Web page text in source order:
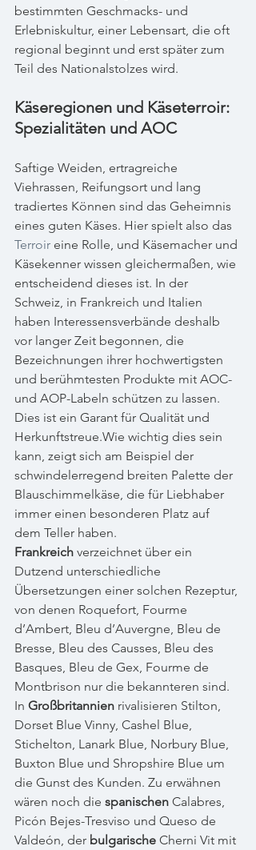
bestimmten Geschmacks- und
Erlebniskultur, einer Lebensart, die oft
regional beginnt und erst später zum
Teil des Nationalstolzes wird.
Käseregionen und Käseterroir:
Spezialitäten und AOC
Saftige Weiden, ertragreiche
Viehrassen, Reifungsort und lang
tradiertes Können sind das Geheimnis
eines guten Käses. Hier spielt also das
Terroir eine Rolle, und Käsemacher und
Käsekenner wissen gleichermaßen, wie
entscheidend dieses ist. In der
Schweiz, in Frankreich und Italien
haben Interessensverbände deshalb
vor langer Zeit begonnen, die
Bezeichnungen ihrer hochwertigsten
und berühmtesten Produkte mit AOC-
und AOP-Labeln schützen zu lassen.
Dies ist ein Garant für Qualität und
Herkunftstreue.Wie wichtig dies sein
kann, zeigt sich am Beispiel der
schwindelerregend breiten Palette der
Blauschimmelkäse, die für Liebhaber
immer einen besonderen Platz auf
dem Teller haben.
Frankreich verzeichnet über ein
Dutzend unterschiedliche
Übersetzungen einer solchen Rezeptur,
von denen Roquefort, Fourme
d’Ambert, Bleu d’Auvergne, Bleu de
Bresse, Bleu des Causses, Bleu des
Basques, Bleu de Gex, Fourme de
Montbrison nur die bekannteren sind.
In Großbritannien rivalisieren Stilton,
Dorset Blue Vinny, Cashel Blue,
Stichelton, Lanark Blue, Norbury Blue,
Buxton Blue und Shropshire Blue um
die Gunst des Kunden. Zu erwähnen
wären noch die spanischen Calabres,
Picón Bejes-Tresviso und Queso de
Valdeón, der bulgarische Cherni Vit mit